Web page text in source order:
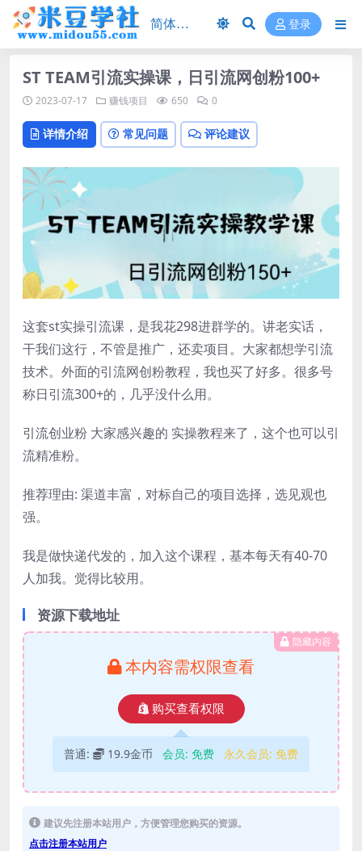
登录
ST TEAM引流实操课，日引流网创粉100+
2023-07-17 赚钱项目 650 0
详情介绍 常见问题 评论建议
这套st实操引流课，是我花298进群学的。讲老实话，
干我们这行，不管是推广，还卖项目。大家都想学引流
技术。外面的引流网创粉教程，我也买了好多。很多号
称日引流300+的，几乎没什么用。
引流创业粉 大家感兴趣的 实操教程来了，这个也可以引
流精准粉。
推荐理由: 渠道丰富，对标自己的项目选择，选见观也
强。
我是做快递代发的，加入这个课程，基本每天有40-70
人加我。觉得比较用。
资源下载地址
隐藏内容
本内容需权限查看
购买查看权限
普通: 19.9金币 会员: 免费 永久会员: 免费
建议先注册本站用户，方便管理您购买的资源。
点击注册本站用户